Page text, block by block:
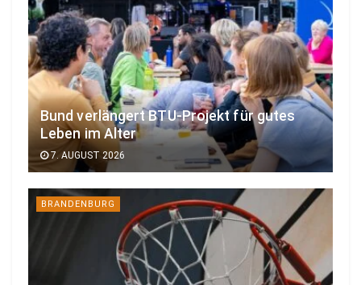
Bund verlängert BTU-Projekt für gutes
Leben im Alter
7. AUGUST 2026
BRANDENBURG